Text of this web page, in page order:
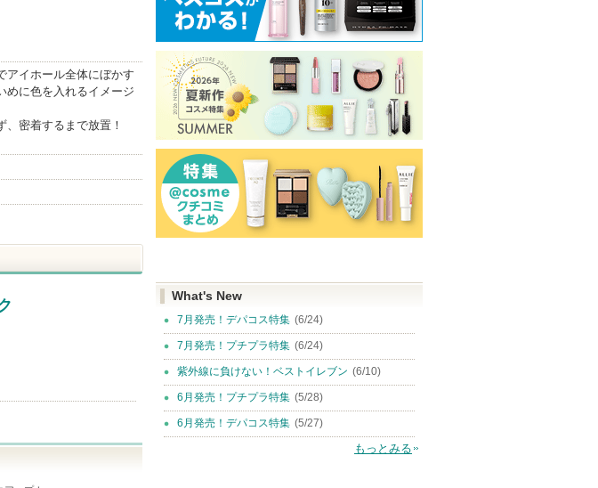
アイホール全体にぼかす
に色を入れるイメージ
密着するまで放置！
What's New
7月発売！デパコス特集 (6/24)
7月発売！プチプラ特集 (6/24)
紫外線に負けない！ベストイレブン (6/10)
6月発売！プチプラ特集 (5/28)
6月発売！デパコス特集 (5/27)
もっとみる